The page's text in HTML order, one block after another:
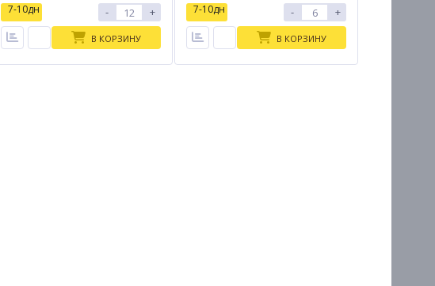
7-10дн - +
В КОРЗИНУ
7-10дн - +
В КОРЗИНУ